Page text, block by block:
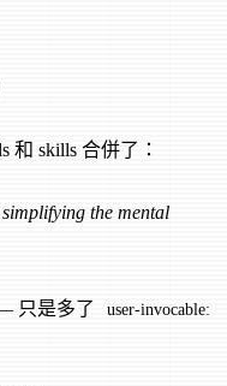
和 skills 合併了：
the mental
只是多了
user-invocable: